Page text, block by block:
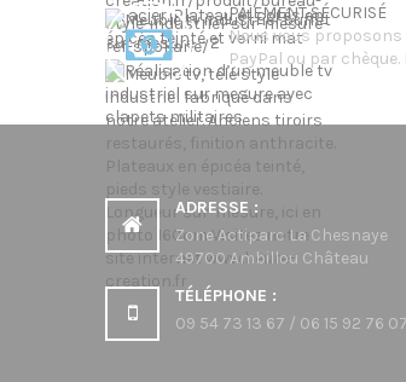
PAIEMENT SÉCURISÉ
Nous vous proposons
PayPal ou par chèque.
ADRESSE :
Zone Actiparc La Chesnaye
49700 Ambillou Château
TÉLÉPHONE :
09 54 73 13 67 / 06 15 92 76 07